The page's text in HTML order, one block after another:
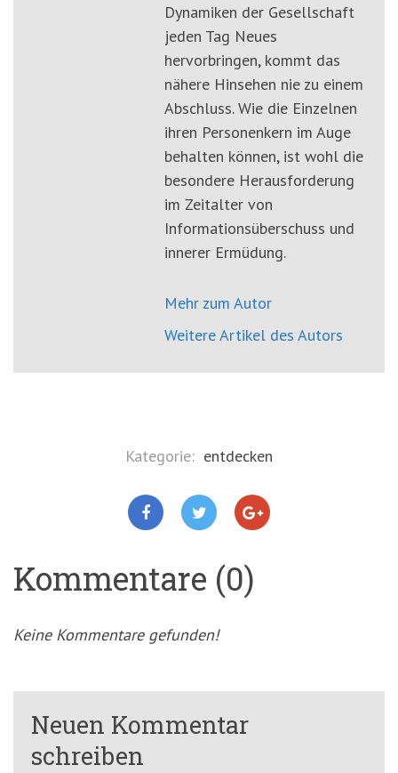
Dynamiken der Gesellschaft
jeden Tag Neues
hervorbringen, kommt das
nähere Hinsehen nie zu einem
Abschluss. Wie die Einzelnen
ihren Personenkern im Auge
behalten können, ist wohl die
besondere Herausforderung
im Zeitalter von
Informationsüberschuss und
innerer Ermüdung.
Mehr zum Autor
Weitere Artikel des Autors
Kategorie: entdecken
Kommentare (0)
Keine Kommentare gefunden!
Neuen Kommentar
schreiben